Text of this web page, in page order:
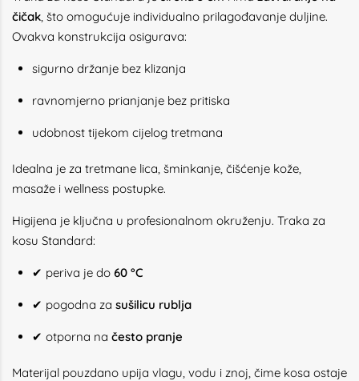
čičak, što omogućuje individualno prilagođavanje duljine.
Ovakva konstrukcija osigurava:
sigurno držanje bez klizanja
ravnomjerno prianjanje bez pritiska
udobnost tijekom cijelog tretmana
Idealna je za tretmane lica, šminkanje, čišćenje kože,
masaže i wellness postupke.
Higijena je ključna u profesionalnom okruženju. Traka za
kosu Standard:
✔ periva je do 60 °C
✔ pogodna za sušilicu rublja
✔ otporna na često pranje
Materijal pouzdano upija vlagu, vodu i znoj, čime kosa ostaje